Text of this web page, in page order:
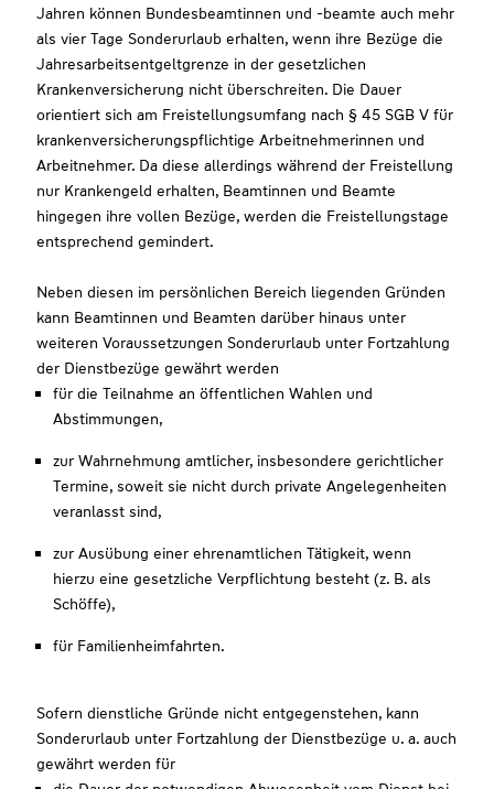
Jahren können Bundesbeamtinnen und -beamte auch mehr
als vier Tage Sonderurlaub erhalten, wenn ihre Bezüge die
Jahresarbeitsentgeltgrenze in der gesetzlichen
Krankenversicherung nicht überschreiten. Die Dauer
orientiert sich am Freistellungsumfang nach § 45 SGB V für
krankenversicherungspflichtige Arbeitnehmerinnen und
Arbeitnehmer. Da diese allerdings während der Freistellung
nur Krankengeld erhalten, Beamtinnen und Beamte
hingegen ihre vollen Bezüge, werden die Freistellungstage
entsprechend gemindert.
Neben diesen im persönlichen Bereich liegenden Gründen
kann Beamtinnen und Beamten darüber hinaus unter
weiteren Voraussetzungen Sonderurlaub unter Fortzahlung
der Dienstbezüge gewährt werden
für die Teilnahme an öffentlichen Wahlen und
Abstimmungen,
zur Wahrnehmung amtlicher, insbesondere gerichtlicher
Termine, soweit sie nicht durch private Angelegenheiten
veranlasst sind,
zur Ausübung einer ehrenamtlichen Tätigkeit, wenn
hierzu eine gesetzliche Verpflichtung besteht (z. B. als
Schöffe),
für Familienheimfahrten.
Sofern dienstliche Gründe nicht entgegenstehen, kann
Sonderurlaub unter Fortzahlung der Dienstbezüge u. a. auch
gewährt werden für